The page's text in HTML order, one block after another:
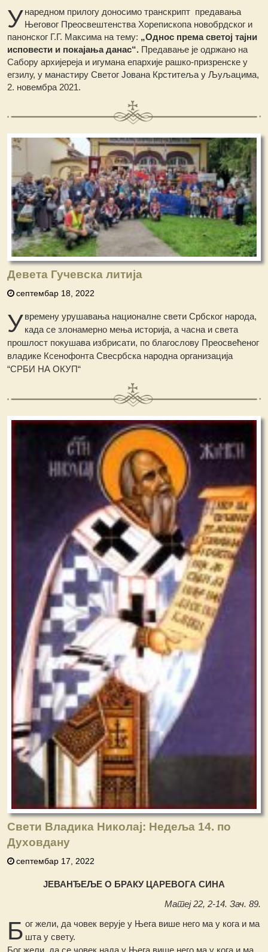
Унаредном прилогу доносимо транскрипт предавања
Његовог Преосвештенства Хорепископа новобрдског и
панонског Г.Г. Максима на тему: „Однос према светој тајни
исповести и покајања данас“. Предавање је одржано на
Сабору архијереја и игумана епархије рашко-призренске у
егзилу, у манастиру Светог Јована Крститеља у Љуљацима,
2. новембра 2021.
Девета Гучевска литија
септембар 18, 2022
Увремену урушавања националне свети Србског народа,
када се злонамерно мења историја, а часна и света
прошлост покушава избрисати, по благослову Преосвећеног
владике Ксенофонта Свесрбска народна организација
“СРБИ НА ОКУП“
Свети Владика Николај: Недеља 14. по
Духовдану
септембар 17, 2022
ЈЕВАНЂЕЉЕ О БРАКУ ЦАРЕВОГА СИНА
Матеј 22, 2-14. Зач. 89.
Б ог жели, да човек верује у Њега више него ма у кога и ма
шта у свету.